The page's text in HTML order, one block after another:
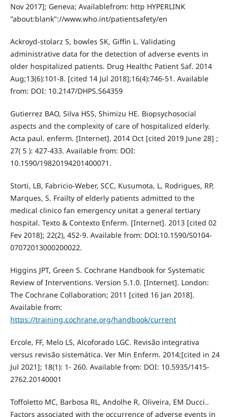
Nov 2017]; Geneva; Availablefrom: http HYPERLINK
"about:blank"://www.who.int/patientsafety/en
Ackroyd-stolarz S, bowles SK, Giffin L. Validating
administrative data for the detection of adverse events in
older hospitalized patients. Drug Healthc Patient Saf. 2014
Aug;13(6):101-8. [cited 14 Jul 2018];16(4):746-51. Available
from: DOI: 10.2147/DHPS.S64359
Gutierrez BAO, Silva HSS, Shimizu HE. Biopsychosocial
aspects and the complexity of care of hospitalized elderly.
Acta paul. enferm. [Internet]. 2014 Oct [cited 2019 June 28] ;
27( 5 ): 427-433. Available from: DOI:
10.1590/19820194201400071.
Storti, LB, Fabricio-Weber, SCC, Kusumota, L, Rodrigues, RP,
Marques, S. Frailty of elderly patients admitted to the
medical clinico fan emergency unitat a general tertiary
hospital. Texto & Contexto Enferm. [Internet]. 2013 [cited 02
Fev 2018]; 22(2), 452-9. Available from: DOI:10.1590/S0104-
07072013000200022.
Higgins JPT, Green S. Cochrane Handbook for Systematic
Review of Interventions. Version 5.1.0. [Internet]. London:
The Cochrane Collaboration; 2011 [cited 16 Jan 2018].
Available from:
https://training.cochrane.org/handbook/current
Ercole, FF, Melo LS, Alcoforado LGC. Revisão integrativa
versus revisão sistemática. Ver Min Enferm. 2014;[cited in 24
Jul 2021]; 18(1): 1- 260. Available from: DOI: 10.5935/1415-
2762.20140001
Toffoletto MC, Barbosa RL, Andolhe R, Oliveira, EM Ducci..
Factors associated with the occurrence of adverse events in